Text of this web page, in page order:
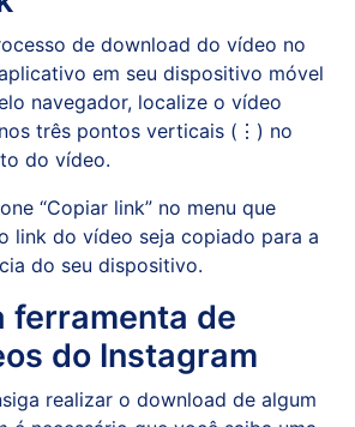
de download do vídeo no
em seu dispositivo móvel
navegador, localize o vídeo
três pontos verticais (⋮) no
do vídeo.
“Copiar link” no menu que
link do vídeo seja copiado para a
do seu dispositivo.
ferramenta de
do Instagram
realizar o download de algum